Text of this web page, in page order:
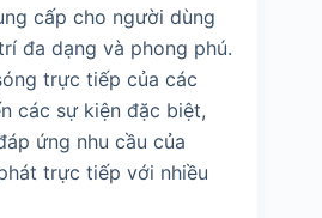
cấp cho người dùng
đa dạng và phong phú.
trực tiếp của các
các sự kiện đặc biệt,
ứng nhu cầu của
trực tiếp với nhiều